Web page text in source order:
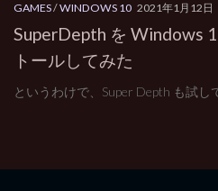
GAMES/WINDOWS 10 2021年1月12日
SuperDepth を Windows
トールしてみた
というわけで、Super Depth も試し